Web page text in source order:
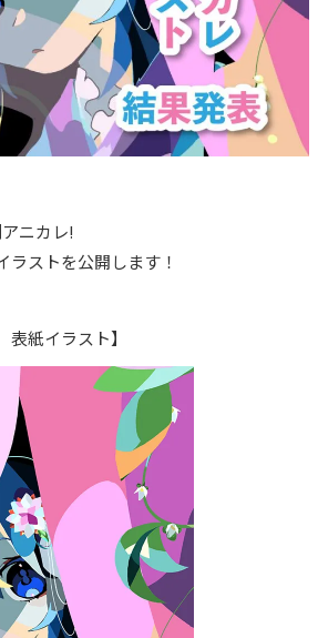
ニカレ!
ラストを公開します！
紙イラスト】